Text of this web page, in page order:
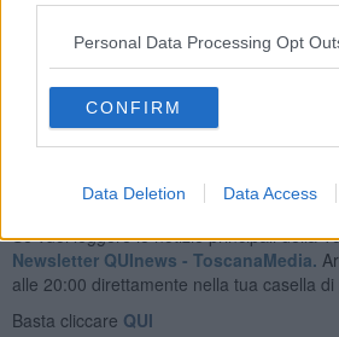
Personal Data Processing Opt
CONFIRM
Data Deletion Data Access
Se vuoi leggere le notizie principali della
Newsletter QUInews - ToscanaMedia.
alle 20:00 direttamente nella tua casella di
Basta cliccare QUI